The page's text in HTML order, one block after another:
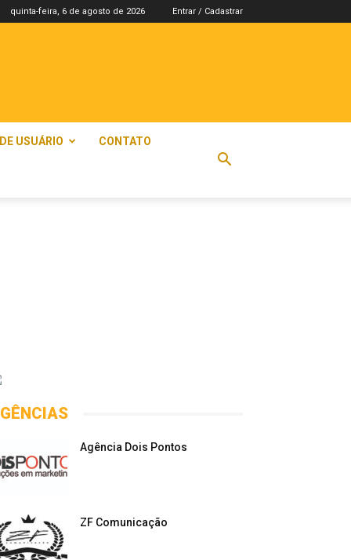
quinta-feira, 6 de agosto de 2026 Entrar / Cadastrar
USUÁRIO CONTATO
Agência Dois Pontos
ZF Comunicação